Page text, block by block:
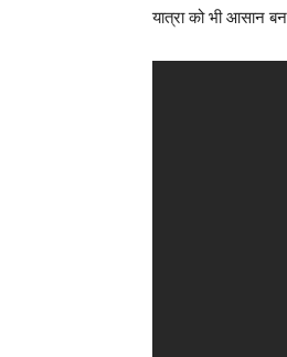
यात्रा को भी आसान